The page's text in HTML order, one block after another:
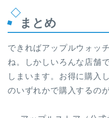
まとめ
できればアップルウォッ
ね。しかしいろんな店舗
しまいます。お得に購入
のいずれかで購入するの